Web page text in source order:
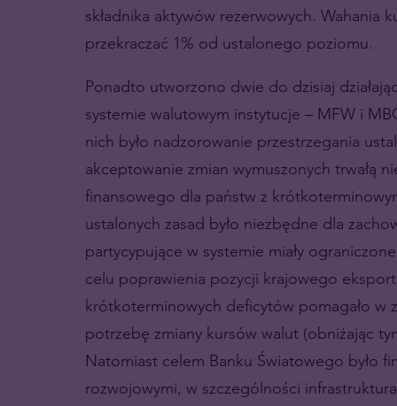
składnika aktywów rezerwowych. Wahania
przekraczać 1% od ustalonego poziomu.
Ponadto utworzono dwie do dzisiaj
systemie walutowym instytucje – MFW i
nich było nadzorowanie przestrzegania
akceptowanie zmian wymuszonych trwałą
finansowego dla państw z
ustalonych zasad było niezbędne dla
partycypujące w systemie miały
celu poprawienia pozycji krajowego
krótkoterminowych deficytów pomagało w
potrzebę zmiany kursów walut (obniżając
Natomiast celem Banku Światowego było
rozwojowymi, w szczególności